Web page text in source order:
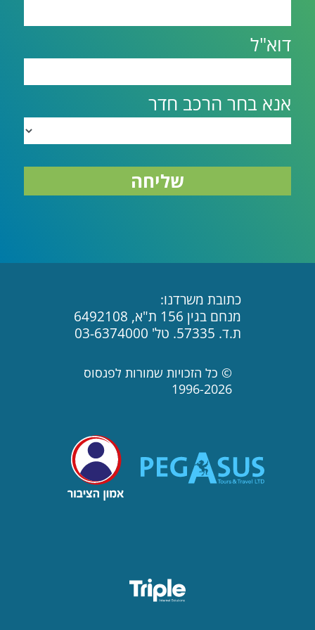
דוא"ל
אנא בחר הרכב חדר
שליחה
כתובת משרדנו:
מנחם בגין 156 ת"א, 6492108
ת.ד. 57335. טל' 03-6374000
© כל הזכויות שמורות לפגסוס
1996-2026